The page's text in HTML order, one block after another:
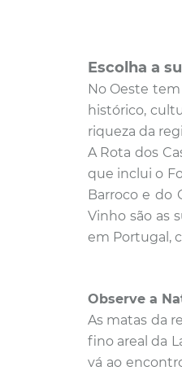
Escolha a
No Oeste
histórico,
riqueza da
A Rota dos
que inclui o
Barroco e do
Vinho são as
em Portugal,
Observe a
As matas da
fino areal da
vá ao